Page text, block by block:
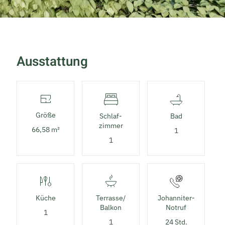
Ausstattung
Größe
66,58 m²
Schlaf­
zimmer
1
Bad
1
Küche
1
Terrasse/
Balkon
1
Johanniter-
Notruf
24 Std.